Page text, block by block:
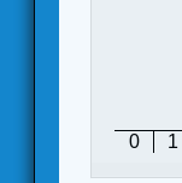
0 1